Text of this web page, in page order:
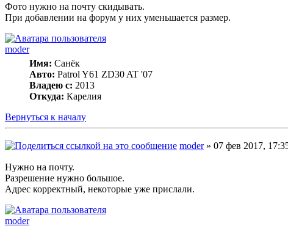
Фото нужно на почту скидывать.
При добавлении на форум у них уменьшается размер.
moder
Имя: Санёк
Авто: Patrol Y61 ZD30 AT '07
Владею с: 2013
Откуда: Карелия
Вернуться к началу
moder» 07 фев 2017,
Нужно на почту.
Разрешение нужно большое.
Адрес корректный, некоторые уже прислали.
moder